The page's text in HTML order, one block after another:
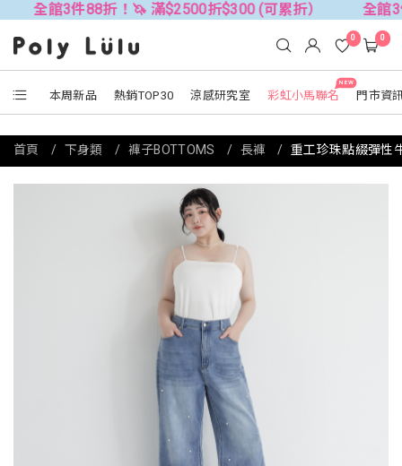
件88折！🦄 滿$2500折$300 (可累折） 全館3件88折
本周新品 熱銷TOP30 涼感研究室
NEW
彩虹小馬聯名 門市資
0 0
首頁 下身類 褲子BOTTOMS 長褲 重工珍珠點綴彈性